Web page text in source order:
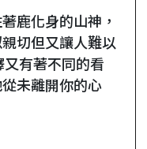
鹿化身的山神，
切但又讓人難以
有著不同的看
未離開你的心